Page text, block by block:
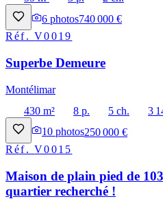
6 photos740 000 €
Réf.V0019
Superbe Demeure
Montélimar
430 m²
8 p. 5 ch.
3
10 photos250 000 €
Réf.V0015
Maison de plain pied de
quartier recherché !